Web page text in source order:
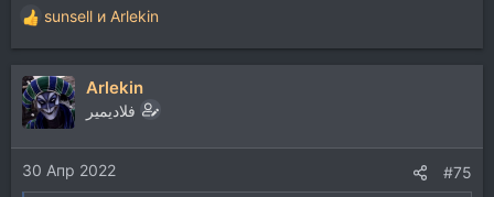
Р
е
а
к
ц
и
и
:
sunsell и Arlekin
Arlekin
فلاديمير
30 Апр 2022 #75